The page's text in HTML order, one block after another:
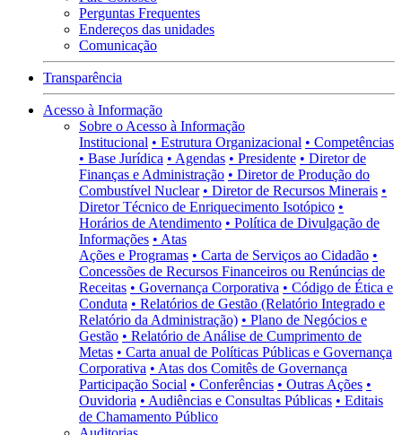
Perguntas Frequentes
Endereços das unidades
Comunicação
Transparência
Acesso à Informação
Sobre o Acesso à Informação
Institucional • Estrutura Organizacional • Competências
• Base Jurídica • Agendas • Presidente • Diretor de
Finanças e Administração • Diretor de Produção do
Combustível Nuclear • Diretor de Recursos Minerais •
Diretor Técnico de Enriquecimento Isotópico •
Horários de Atendimento • Política de Divulgação de
Informações • Atas
Ações e Programas • Carta de Serviços ao Cidadão •
Concessões de Recursos Financeiros ou Renúncias de
Receitas • Governança Corporativa • Código de Ética e
Conduta • Relatórios de Gestão (Relatório Integrado e
Relatório da Administração) • Plano de Negócios e
Gestão • Relatório de Análise de Cumprimento de
Metas • Carta anual de Políticas Públicas e Governança
Corporativa • Atas dos Comitês de Governança
Participação Social • Conferências • Outras Ações •
Ouvidoria • Audiências e Consultas Públicas • Editais
de Chamamento Público